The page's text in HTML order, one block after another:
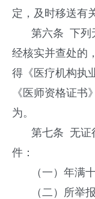
定，及时移送有
第六条 下列
经核实并查处的
得《医疗机构执
《医师资格证
为。
第七条 无证
件：
（一）年满
（二）所举